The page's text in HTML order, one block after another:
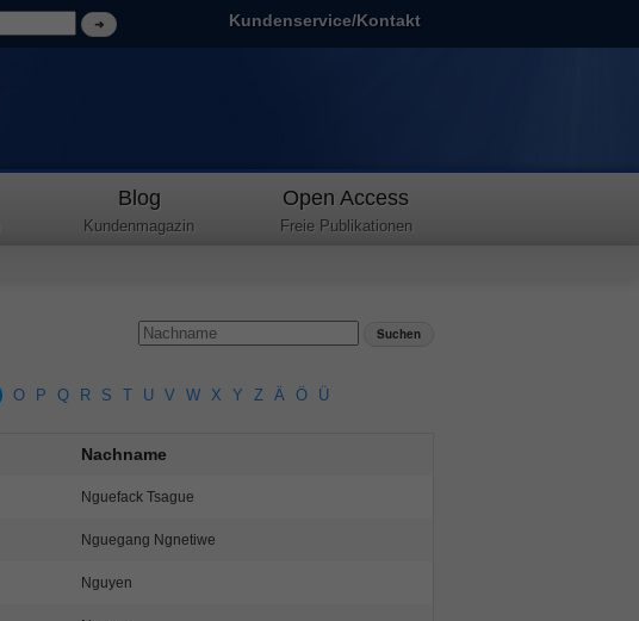
Kundenservice/Kontakt
Blog
Kundenmagazin
Open Access
Freie Publikationen
O P Q R S T U V W X Y Z Ä Ö Ü
Nachname
Nguefack Tsague
Nguegang Ngnetiwe
Nguyen